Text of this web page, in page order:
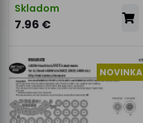
Skladom
7.96 €
NOVINKA